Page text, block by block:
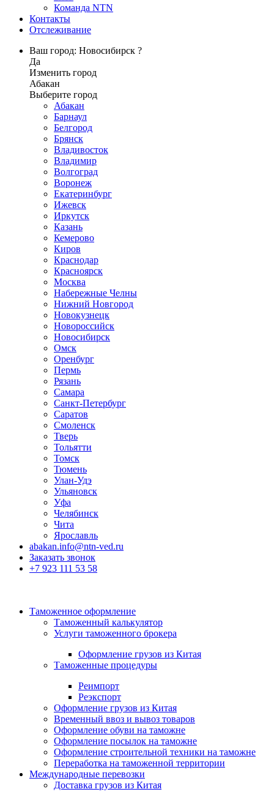
Команда NTN
Контакты
Отслеживание
Ваш город: Новосибирск ?
Да
Изменить город
Абакан
Выберите город
Абакан
Барнаул
Белгород
Брянск
Владивосток
Владимир
Волгоград
Воронеж
Екатеринбург
Ижевск
Иркутск
Казань
Кемерово
Киров
Краснодар
Красноярск
Москва
Набережные Челны
Нижний Новгород
Новокузнецк
Новороссийск
Новосибирск
Омск
Оренбург
Пермь
Рязань
Самара
Санкт-Петербург
Саратов
Смоленск
Тверь
Тольятти
Томск
Тюмень
Улан-Удэ
Ульяновск
Уфа
Челябинск
Чита
Ярославль
abakan.info@ntn-ved.ru
Заказать звонок
+7 923 111 53 58
Таможенное оформление
Таможенный калькулятор
Услуги таможенного брокера
Оформление грузов из Китая
Таможенные процедуры
Реимпорт
Реэкспорт
Оформление грузов из Китая
Временный ввоз и вывоз товаров
Оформление обуви на таможне
Оформление посылок на таможне
Оформление строительной техники на таможне
Переработка на таможенной территории
Международные перевозки
Доставка грузов из Китая